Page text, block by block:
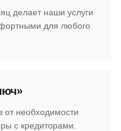
делает наши услуги
для любого
от необходимости
с кредиторами.